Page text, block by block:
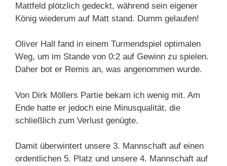
Mattfeld plötzlich gedeckt, während sein eigener
König wiederum auf Matt stand. Dumm gelaufen!
Oliver Hall fand in einem Turmendspiel optimalen
Weg, um im Stande von 0:2 auf Gewinn zu spielen.
Daher bot er Remis an, was angenommen wurde.
Von Dirk Möllers Partie bekam ich wenig mit. Am
Ende hatte er jedoch eine Minusqualität, die
schließlich zum Verlust genügte.
Damit überwintert unsere 3. Mannschaft auf einen
ordentlichen 5. Platz und unsere 4. Mannschaft auf